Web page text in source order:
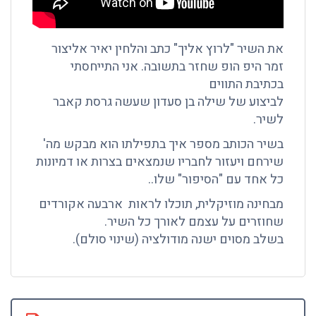
את השיר "לרוץ אליך" כתב והלחין יאיר אליצור
זמר היפ הופ שחזר בתשובה. אני התייחסתי
בכתיבת התווים
לביצוע של שילה בן סעדון שעשה גרסת קאבר
לשיר.
בשיר הכותב מספר איך בתפילתו הוא מבקש מה'
שירחם ויעזור לחבריו שנמצאים בצרות או דמיונות
כל אחד עם "הסיפור" שלו..
מבחינה מוזיקלית, תוכלו לראות ארבעה אקורדים
שחוזרים על עצמם לאורך כל השיר.
בשלב מסוים ישנה מודולציה (שינוי סולם).